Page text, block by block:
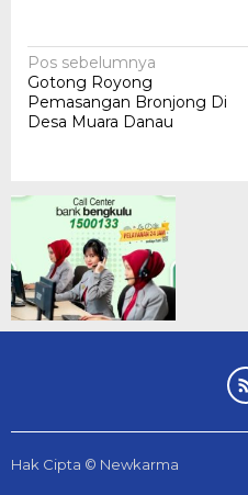
Navigasi
pos
Pos sebelumnya
Gotong Royong
Pemasangan Bronjong Di
Desa Muara Danau
Hak Cipta © Newkarma